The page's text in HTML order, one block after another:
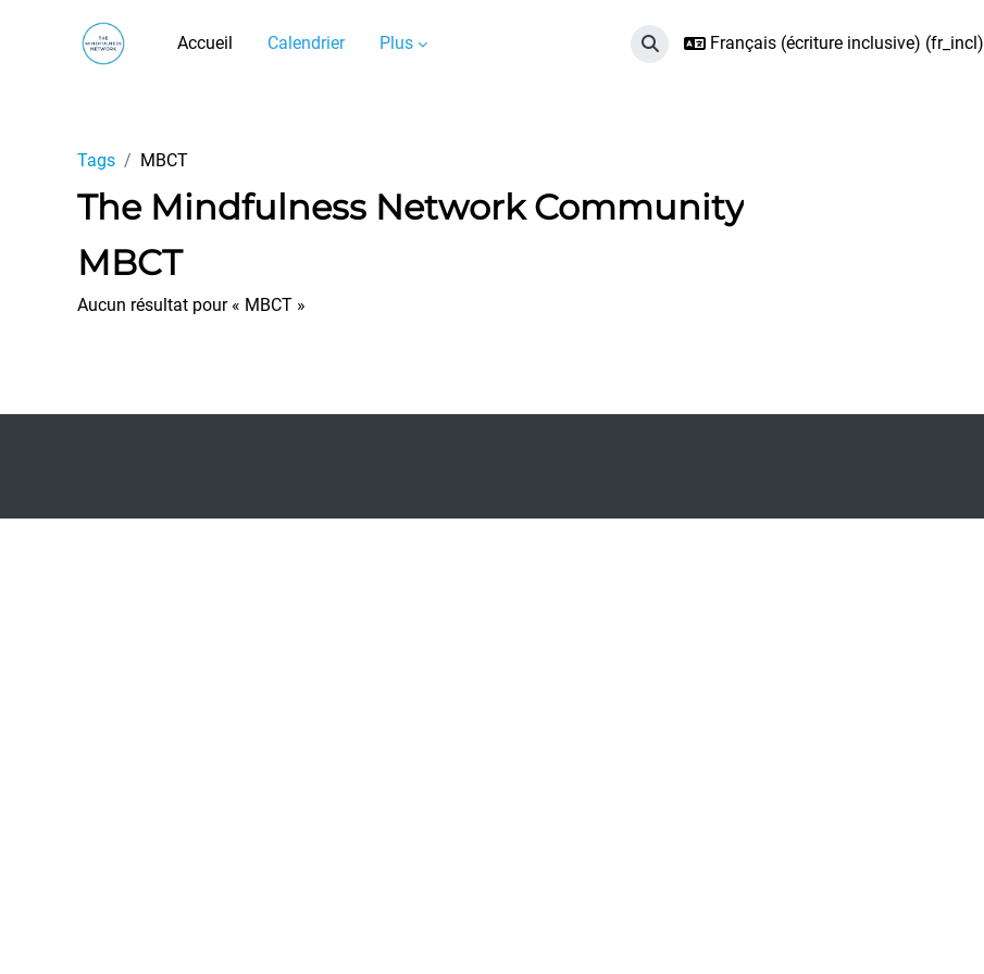
Accueil
Calendrier Plus
Activer/désactiver la saisie de recherche
Français (écriture inclusive) ‎(fr_incl)‎
Tags MBCT
The Mindfulness Network Community
MBCT
Aucun résultat pour « MBCT »